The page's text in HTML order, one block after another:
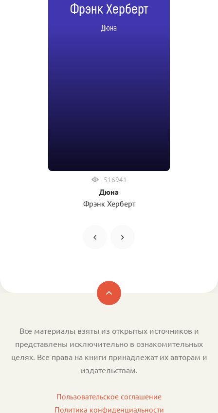
Фрэнк Херберт
Дюна
516941
Дюна
Фрэнк Херберт
Все материалы взяты из открытых источников и
представлены исключительно в ознакомительных
целях. Все права на книги принадлежат их авторам и
издательствам.
Пользовательское соглашение
Политика конфиденциальности